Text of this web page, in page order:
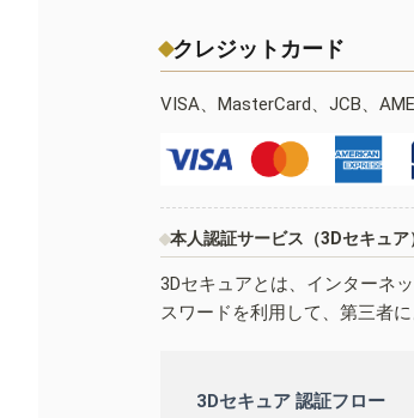
クレジットカード
VISA、MasterCard、JCB、
本人認証サービス（3Dセキュア
3Dセキュアとは、インターネ
スワードを利用して、第三者
3Dセキュア 認証フロー